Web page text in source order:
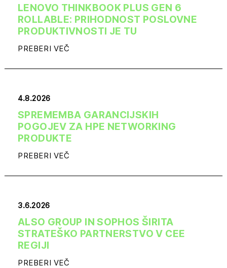
LENOVO THINKBOOK PLUS GEN 6
ROLLABLE: PRIHODNOST POSLOVNE
PRODUKTIVNOSTI JE TU
PREBERI VEČ
4.8.2026
SPREMEMBA GARANCIJSKIH
POGOJEV ZA HPE NETWORKING
PRODUKTE
PREBERI VEČ
3.6.2026
ALSO GROUP IN SOPHOS ŠIRITA
STRATEŠKO PARTNERSTVO V CEE
REGIJI
PREBERI VEČ